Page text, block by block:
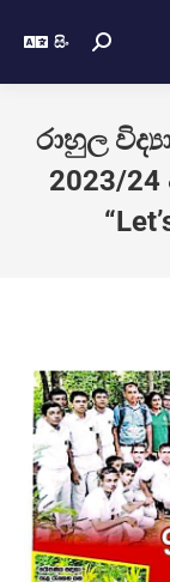
සිං
රාහුල
2023/